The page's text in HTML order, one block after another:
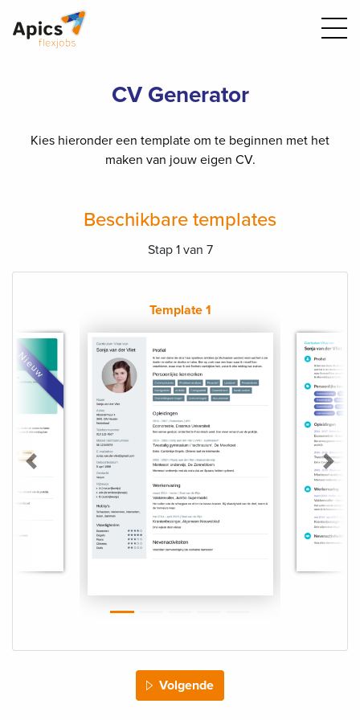
CV Generator
Kies hieronder een template om te beginnen met het
maken van jouw eigen CV.
Beschikbare templates
Stap 1 van 7
Template 1
Nieuw
Previous Next
Volgende